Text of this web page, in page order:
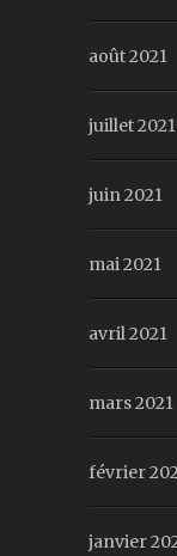
août 2021
juillet 2021
juin 2021
mai 2021
avril 2021
mars 2021
février
janvier